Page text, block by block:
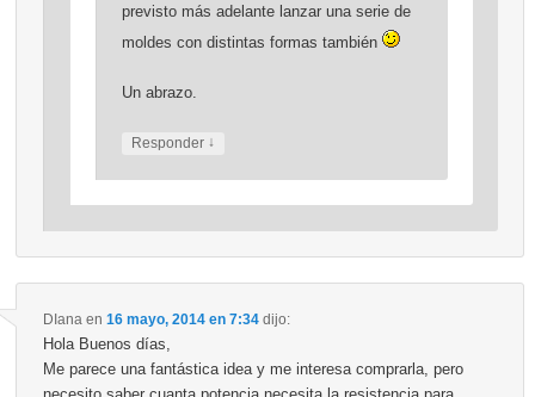
previsto más adelante lanzar una serie de
moldes con distintas formas también
Un abrazo.
Responder ↓
DIanaen 16 mayo, 2014 en 7:34 dijo:
Hola Buenos días,
Me parece una fantástica idea y me interesa comprarla, pero